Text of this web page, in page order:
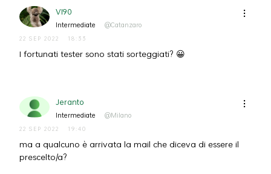
VI90
Intermediate @Catanzaro
22 SEP 2022 18:33
I fortunati tester sono stati sorteggiati? 😀
Jeranto
Intermediate @Milano
22 SEP 2022 19:40
ma a qualcuno è arrivata la mail che diceva di essere il
prescelto/a?